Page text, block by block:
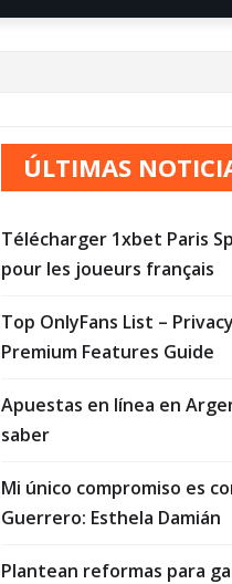
ÚLTIMAS
Télécharger 1xbet Paris
pour les joueurs français
Top OnlyFans List –
Premium Features Guide
Apuestas en línea en
saber
Mi único compromiso es
Guerrero: Esthela Damián
Plantean reformas para